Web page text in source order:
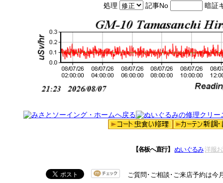
処理 記事No 暗証
【各板へ直行】 ぬいぐるみ 洋服
ご質問･ご相談･ご来店予約は今